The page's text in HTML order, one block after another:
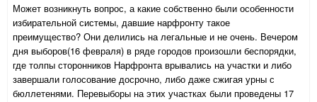
Может возникнуть вопрос, а какие собственно были особенности
избирательной системы, давшие нарфронту такое
преимущество? Они делились на легальные и не очень. Вечером
дня выборов(16 февраля) в ряде городов произошли беспорядки,
где толпы сторонников Нарфронта врывались на участки и либо
завершали голосование досрочно, либо даже сжигая урны с
бюллетенями. Перевыборы на этих участках были проведены 17